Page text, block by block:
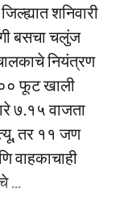
शनिवारी
बसचा चलुंज
नियंत्रण
फूट खाली
७.१५ वाजता
तर ११ जण